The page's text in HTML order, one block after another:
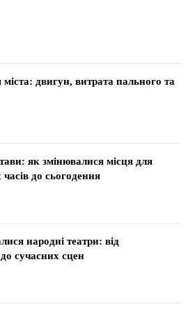
двигун, витрата пального та
як змінювалися місця для
до сьогодення
народні театри: від
сучасних сцен